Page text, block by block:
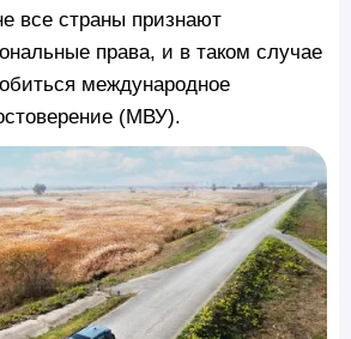
все страны признают
права, и в таком случае
международное
(МВУ).